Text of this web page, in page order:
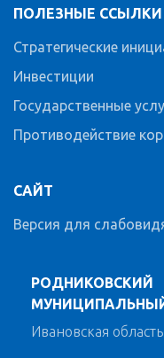
РОДНИКОВСКИЙ
Ивановская область
ПОЛЕЗНЫЕ ССЫЛКИ
Стратегические
Инвестиции
Государственные
Противодействие
САЙТ
Версия для